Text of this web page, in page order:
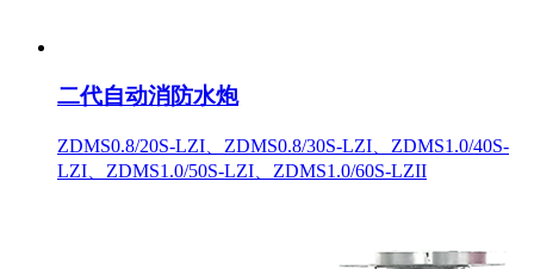
二代自动消防水炮
ZDMS0.8/20S-LZI、ZDMS0.8/30S-LZI、ZDMS1.0/40S-
LZI、ZDMS1.0/50S-LZI、ZDMS1.0/60S-LZII